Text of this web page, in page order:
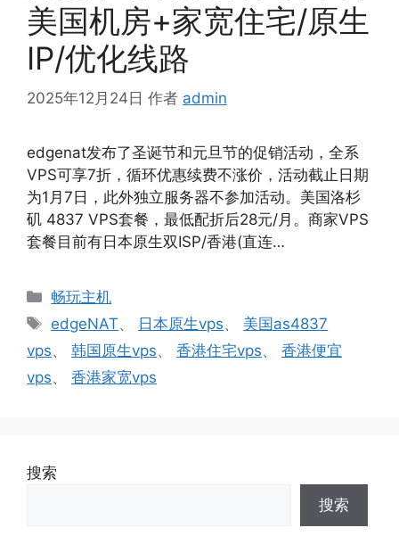
美国机房+家宽住宅/原生
IP/优化线路
2025年12月24日 作者 admin
edgenat发布了圣诞节和元旦节的促销活动，全系
VPS可享7折，循环优惠续费不涨价，活动截止日期
为1月7日，此外独立服务器不参加活动。美国洛杉
矶 4837 VPS套餐，最低配折后28元/月。商家VPS
套餐目前有日本原生双ISP/香港(直连…
分
畅玩主机
标
edgeNAT、 日本原生vps、 美国as4837
vps、 韩国原生vps、 香港住宅vps、 香港便宜
vps、 香港家宽vps
搜索
搜索